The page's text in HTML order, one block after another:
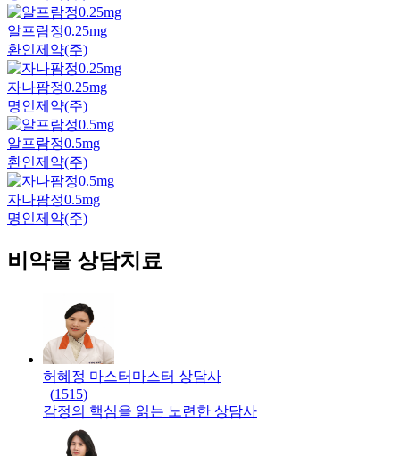
알프람정0.25mg
환인제약(주)
자나팜정0.25mg
명인제약(주)
알프람정0.5mg
환인제약(주)
자나팜정0.5mg
명인제약(주)
비약물 상담치료
허혜정 마스터 마스터 상담사
(1515)
감정의 핵심을 읽는 노련한 상담사